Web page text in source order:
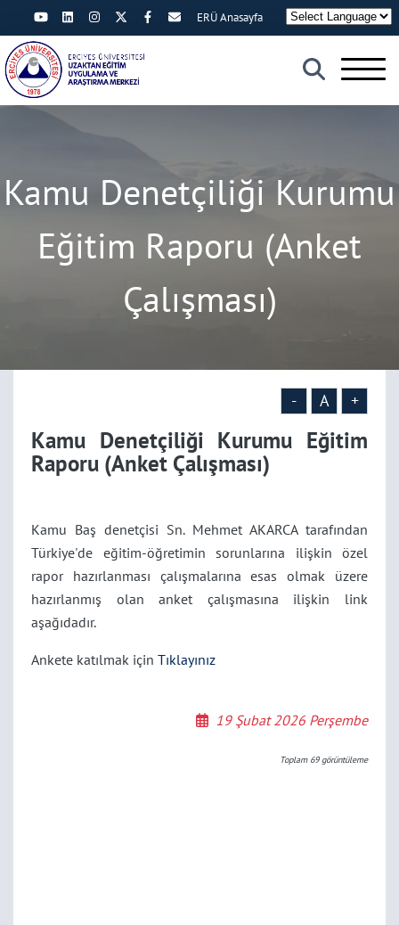
×
ERÜ Anasayfa
Kamu Denetçiliği Kurumu
Eğitim Raporu (Anket
Çalışması)
- A +
Kamu Denetçiliği Kurumu Eğitim
Raporu (Anket Çalışması)
Kamu Baş denetçisi Sn. Mehmet AKARCA tarafından
Türkiye'de eğitim-öğretimin sorunlarına ilişkin özel
rapor hazırlanması çalışmalarına esas olmak üzere
hazırlanmış olan anket çalışmasına ilişkin link
aşağıdadır.
Ankete katılmak için Tıklayınız
19 Şubat 2026 Perşembe
Toplam 69görüntüleme